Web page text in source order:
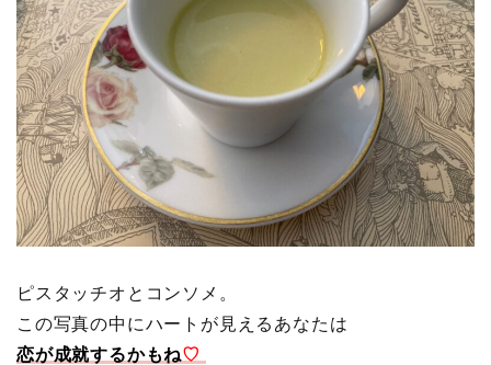
ピスタッチオとコンソメ。
この写真の中にハートが見えるあなたは
恋が成就するかもね♡